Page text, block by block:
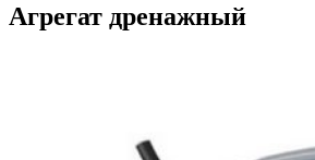
Агрегат дренажный